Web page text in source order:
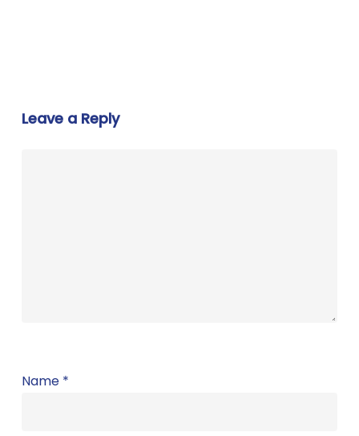
Leave a Reply
Name *